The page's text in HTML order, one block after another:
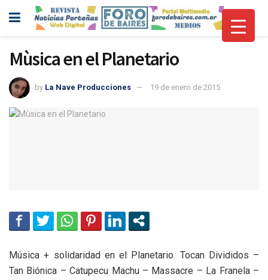
Mùsica en el Planetario
by La Nave Producciones 19 de enero de 2015
Música + solidaridad en el Planetario. Tocan Divididos –
Tan Biónica – Catupecu Machu – Massacre – La Franela –